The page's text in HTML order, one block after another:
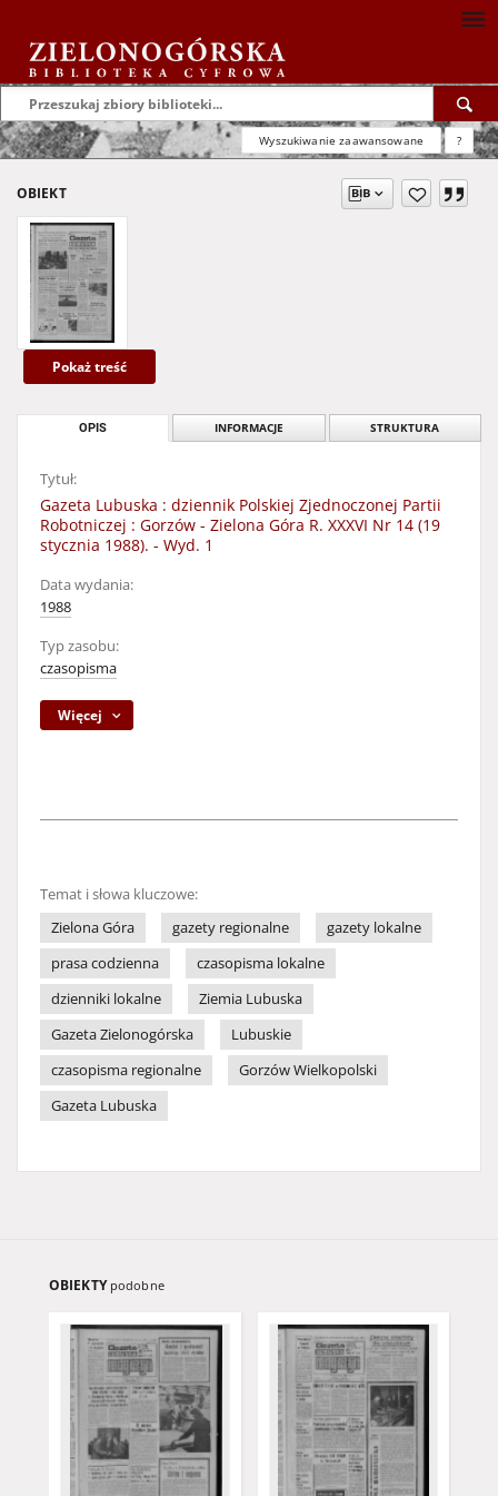
Wyszukiwanie zaawansowane ?
OBIEKT
Pokaż treść
OPIS INFORMACJE STRUKTURA
Tytuł:
Gazeta Lubuska : dziennik Polskiej Zjednoczonej Partii
Robotniczej : Gorzów - Zielona Góra R. XXXVI Nr 14 (19
stycznia 1988). - Wyd. 1
Data wydania:
1988
Typ zasobu:
czasopisma
Więcej
Temat i słowa kluczowe:
Zielona Góra
gazety regionalne
gazety lokalne
prasa codzienna
czasopisma lokalne
dzienniki lokalne
Ziemia Lubuska
Gazeta Zielonogórska
Lubuskie
czasopisma regionalne
Gorzów Wielkopolski
Gazeta Lubuska
OBIEKTY podobne